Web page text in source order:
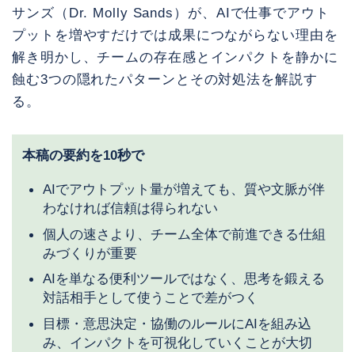
サンズ（Dr. Molly Sands）が、AIで仕事でアウト
プットを増やすだけでは成果につながらない理由を
解き明かし、チームの存在感とインパクトを静かに
蝕む3つの隠れたパターンとその対処法を解説す
る。
本稿の要約を10秒で
AIでアウトプット量が増えても、質や文脈が伴
わなければ信頼は得られない
個人の速さより、チーム全体で前進できる仕組
みづくりが重要
AIを単なる便利ツールではなく、思考を鍛える
対話相手として使うことで差がつく
目標・意思決定・協働のルールにAIを組み込
み、インパクトを可視化していくことが大切